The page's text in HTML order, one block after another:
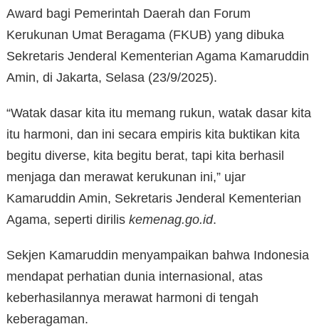
Award bagi Pemerintah Daerah dan Forum
Kerukunan Umat Beragama (FKUB) yang dibuka
Sekretaris Jenderal Kementerian Agama Kamaruddin
Amin, di Jakarta, Selasa (23/9/2025).
“Watak dasar kita itu memang rukun, watak dasar kita
itu harmoni, dan ini secara empiris kita buktikan kita
begitu diverse, kita begitu berat, tapi kita berhasil
menjaga dan merawat kerukunan ini,” ujar
Kamaruddin Amin, Sekretaris Jenderal Kementerian
Agama, seperti dirilis kemenag.go.id.
Sekjen Kamaruddin menyampaikan bahwa Indonesia
mendapat perhatian dunia internasional, atas
keberhasilannya merawat harmoni di tengah
keberagaman.